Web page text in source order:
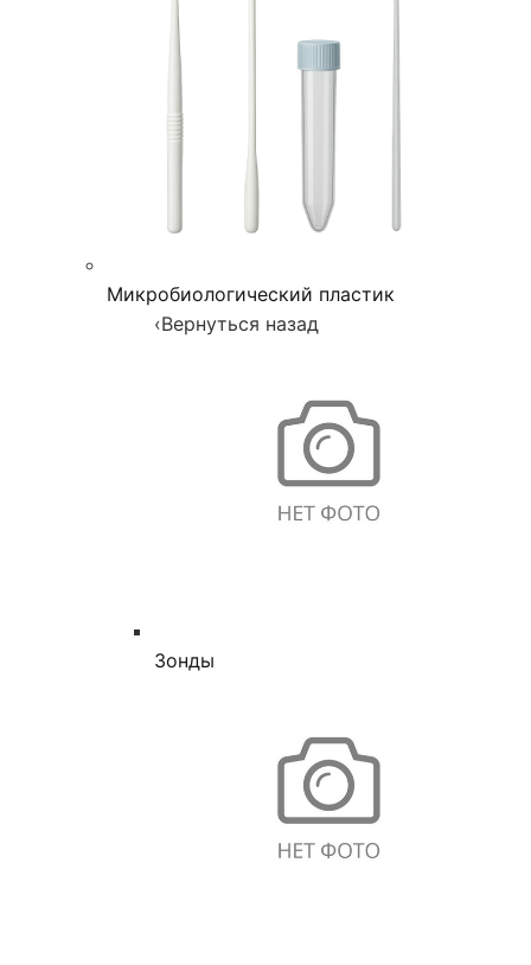
Микробиологический пластик
‹Вернуться назад
Зонды